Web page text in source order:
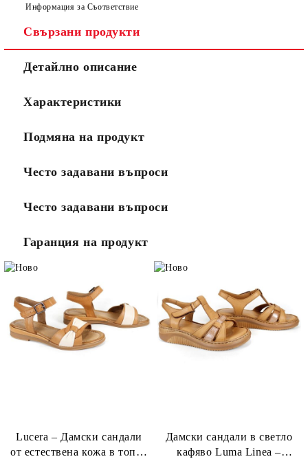
Информация за Съответствие
Свързани продукти
Детайлно описание
Характеристики
Подмяна на продукт
Често задавани въпроси
Често задавани въпроси
Гаранция на продукт
Lucera – Дамски сандали
от естествена кожа в топъл
Дамски сандали в светло
кафяво Luma Linea –